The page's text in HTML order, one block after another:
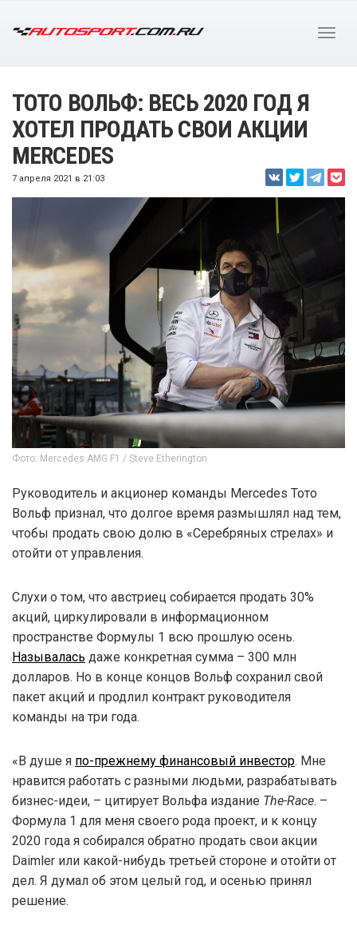
ТОТО ВОЛЬФ: ВЕСЬ 2020 ГОД Я
ХОТЕЛ ПРОДАТЬ СВОИ АКЦИИ
MERCEDES
7 апреля 2021 в 21:03
Фото: Mercedes AMG F1 / Steve Etherington
Руководитель и акционер команды Mercedes Тото
Вольф признал, что долгое время размышлял над тем,
чтобы продать свою долю в «Серебряных стрелах» и
отойти от управления.
Слухи о том, что австриец собирается продать 30%
акций, циркулировали в информационном
пространстве Формулы 1 всю прошлую осень.
Называлась даже конкретная сумма – 300 млн
долларов. Но в конце концов Вольф сохранил свой
пакет акций и продлил контракт руководителя
команды на три года.
«В душе я по-прежнему финансовый инвестор. Мне
нравится работать с разными людьми, разрабатывать
бизнес-идеи, – цитирует Вольфа издание The-Race. –
Формула 1 для меня своего рода проект, и к концу
2020 года я собирался обратно продать свои акции
Daimler или какой-нибудь третьей стороне и отойти от
дел. Я думал об этом целый год, и осенью принял
решение.